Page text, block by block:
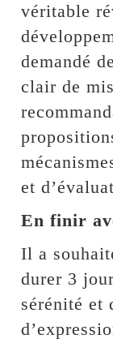
véritable
demandé
clair de
et
En finir
Il a
durer 3
sérénité et